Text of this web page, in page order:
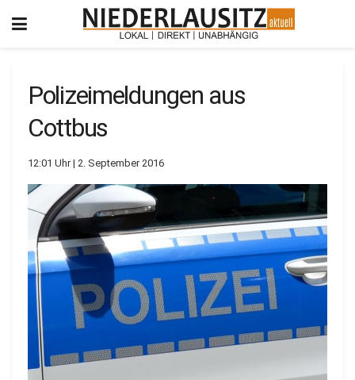
Polizeimeldungen aus
Cottbus
12:01 Uhr | 2. September 2016